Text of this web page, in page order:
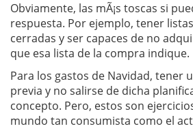
Obviamente, las mÃ¡s toscas si
respuesta. Por ejemplo, tener
cerradas y ser capaces de no
que esa lista de la compra indique.
Para los gastos de Navidad, tener
previa y no salirse de dicha
concepto. Pero, estos son
mundo tan consumista como el